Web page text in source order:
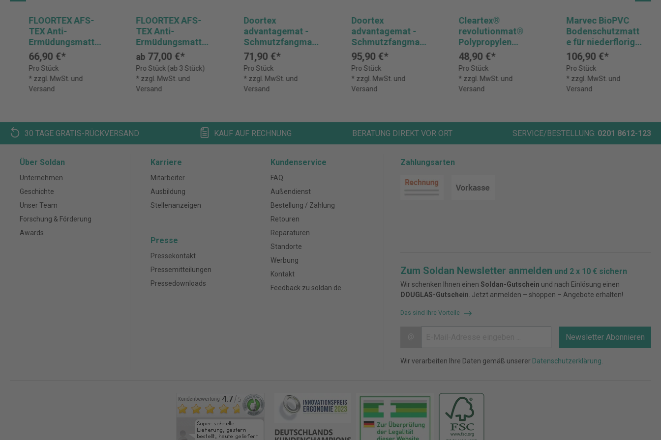
FLOORTEX AFS-
TEX Anti-
Ermüdungsmatte
2000X, 800 x 500
mm
66,90 €*
Pro Stück
* zzgl. MwSt. und
Versand
FLOORTEX AFS-
TEX Anti-
Ermüdungsmatte
System 3000X
ab 77,00 €*
Pro Stück (ab 3 Stück)
* zzgl. MwSt. und
Versand
Doortex
advantagemat -
Schmutzfangmatt
e für den
Innenbereich,
rechteckig,
schwarz-weiß
71,90 €*
Pro Stück
* zzgl. MwSt. und
Versand
Doortex
advantagemat -
Schmutzfangmatt
e für den
Innenbereich,
rechteckig,
schwarz-weiß
95,90 €*
Pro Stück
* zzgl. MwSt. und
Versand
Cleartex®
revolutionmat®
Polypropylen
Bodenschutzmatt
e für niederflorige
Teppichböden
milchig-
48,90 €*
Pro Stück
* zzgl. MwSt. und
Versand
Marvec BioPVC
Bodenschutzmatt
e für niederflorige
Teppichböden bis
6 mm Höhe.
transparent,
rechteckig
106,90 €*
Pro Stück
* zzgl. MwSt. und
Versand
30 TAGE GRATIS-RÜCKVERSAND KAUF AUF RECHNUNG BERATUNG DIREKT VOR ORT SERVICE/BESTELLUNG: 0201 8612-123
Über Soldan
Unternehmen
Geschichte
Unser Team
Forschung & Förderung
Awards
Karriere
Mitarbeiter
Ausbildung
Stellenanzeigen
Presse
Pressekontakt
Pressemitteilungen
Pressedownloads
Kundenservice
FAQ
Außendienst
Bestellung / Zahlung
Retouren
Reparaturen
Standorte
Werbung
Kontakt
Feedback zu soldan.de
Zahlungsarten
Zum Soldan Newsletter anmelden und 2 x 10 € sichern
Wir schenken Ihnen einen Soldan-Gutschein und nach Einlösung einen
DOUGLAS-Gutschein . Jetzt anmelden – shoppen – Angebote erhalten!
Das sind Ihre Vorteile
Newsletter Abonnieren
Wir verarbeiten Ihre Daten gemäß unserer Datenschutzerklärung